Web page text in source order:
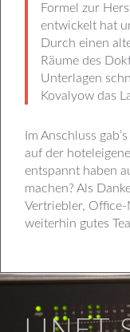
Formel zur
entwickelt hat
Durch einen
Räume des
Unterlagen
Kovalyow das
Im Anschluss
auf der
entspannt haben
machen? Als
Vertriebler, Office-
weiterhin gutes